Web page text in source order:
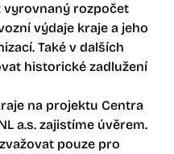
vyrovnaný rozpočet
výdaje kraje a jeho
Také v dalších
historické zadlužení
na projektu Centra
a.s. zajistíme úvěrem.
pouze pro